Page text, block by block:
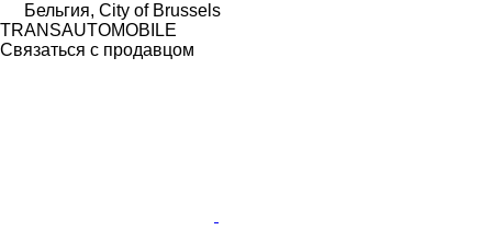
Бельгия, City of Brussels
TRANSAUTOMOBILE
Связаться с продавцом